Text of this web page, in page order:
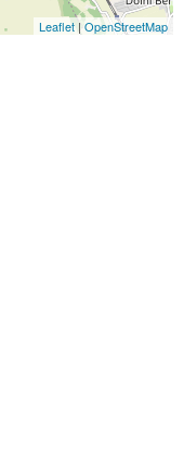
Leaflet | OpenStreetMap